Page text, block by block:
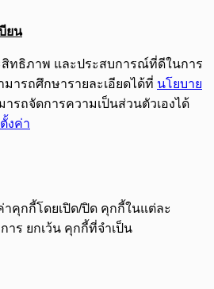
ยน
ทธิภาพ และประสบการณ์ที่ดีในการ
ารถศึกษารายละเอียดได้ที่ นโยบาย
ารถจัดการความเป็นส่วนตัวเองได้
ตั้งค่า
คุกกี้โดยเปิด/ปิด คุกกี้ในแต่ละ
าร ยกเว้น คุกกี้ที่จำเป็น